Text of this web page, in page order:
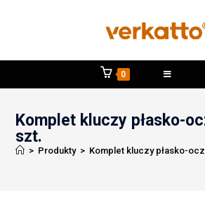
0
Komplet kluczy płasko-
szt.
> Produkty > Komplet kluczy płasko-